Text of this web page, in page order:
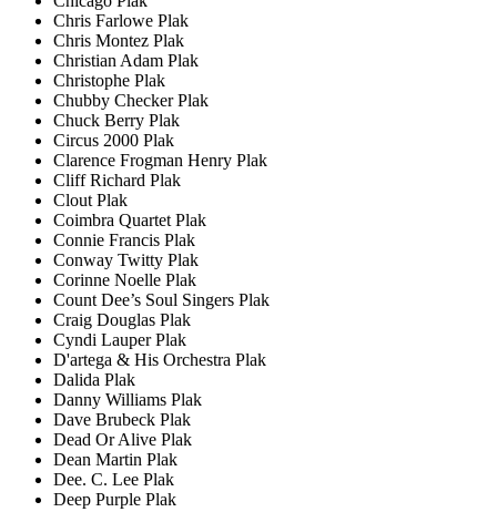
Chris Farlowe Plak
Chris Montez Plak
Christian Adam Plak
Christophe Plak
Chubby Checker Plak
Chuck Berry Plak
Circus 2000 Plak
Clarence Frogman Henry Plak
Cliff Richard Plak
Clout Plak
Coimbra Quartet Plak
Connie Francis Plak
Conway Twitty Plak
Corinne Noelle Plak
Count Dee’s Soul Singers Plak
Craig Douglas Plak
Cyndi Lauper Plak
D'artega & His Orchestra Plak
Dalida Plak
Danny Williams Plak
Dave Brubeck Plak
Dead Or Alive Plak
Dean Martin Plak
Dee. C. Lee Plak
Deep Purple Plak